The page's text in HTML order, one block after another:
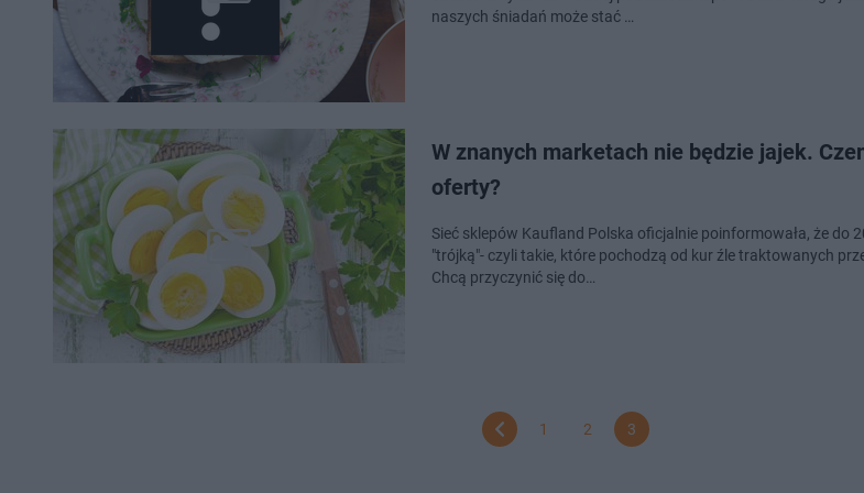
naszych śniadań może stać …
W znanych marketach nie będzie jajek.
oferty?
Sieć sklepów Kaufland Polska oficjalnie poinformowała, że do
"trójką"- czyli takie, które pochodzą od kur źle traktowanych
Chcą przyczynić się do…
1 2 3